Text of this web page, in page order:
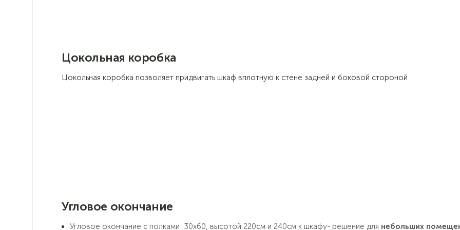
Цокольная коробка
Цокольная коробка позволяет придвигать шкаф вплотную к стене задней и боковой стороной
Угловое окончание
Угловое окончание с полками 30х60, высотой 220см и 240см к шкафу- решение для небольших